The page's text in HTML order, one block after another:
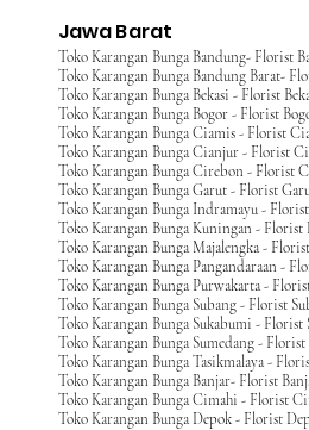
Jawa Barat
Toko Karangan Bunga Bandung- Florist
Toko Karangan Bunga Bandung Barat-
Toko Karangan Bunga Bekasi - Florist
Toko Karangan Bunga Bogor - Florist
Toko Karangan Bunga Ciamis - Florist
Toko Karangan Bunga Cianjur - Florist
Toko Karangan Bunga Cirebon - Florist
Toko Karangan Bunga Garut - Florist
Toko Karangan Bunga Indramayu -
Toko Karangan Bunga Kuningan - Florist
Toko Karangan Bunga Majalengka -
Toko Karangan Bunga Pangandaraan -
Toko Karangan Bunga Purwakarta -
Toko Karangan Bunga Subang - Florist
Toko Karangan Bunga Sukabumi - Florist
Toko Karangan Bunga Sumedang - Florist
Toko Karangan Bunga Tasikmalaya -
Toko Karangan Bunga Banjar- Florist
Toko Karangan Bunga Cimahi - Florist
Toko Karangan Bunga Depok - Florist